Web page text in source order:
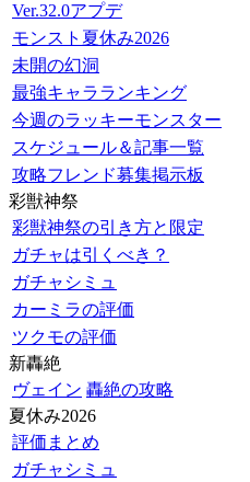
Ver.32.0アプデ
モンスト夏休み2026
未開の幻洞
最強キャラランキング
今週のラッキーモンスター
スケジュール＆記事一覧
攻略フレンド募集掲示板
彩獣神祭
彩獣神祭の引き方と限定
ガチャは引くべき？
ガチャシミュ
カーミラの評価
ツクモの評価
新轟絶
ヴェイン 轟絶の攻略
夏休み2026
評価まとめ
ガチャシミュ